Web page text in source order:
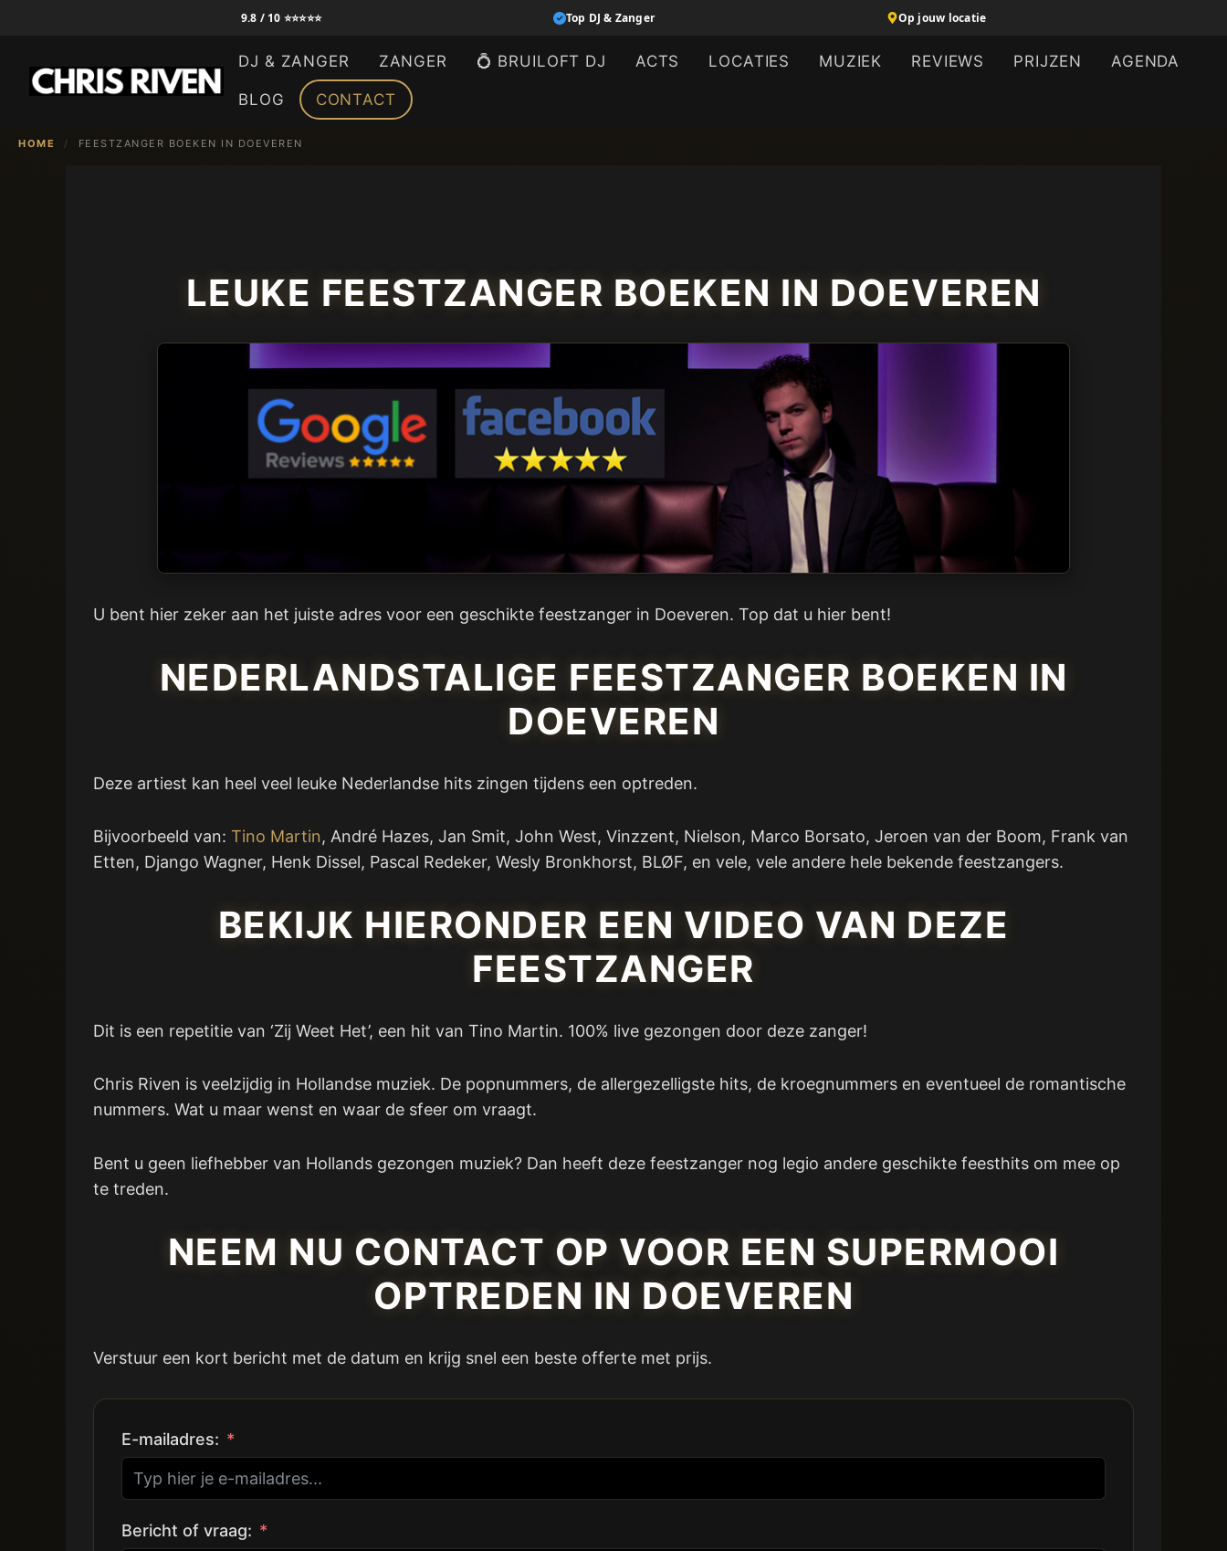
inhoud
9.8 / 10 ⭐⭐⭐⭐⭐ Top DJ & Zanger Op jouw locatie
DJ & ZANGER ZANGER 💍 BRUILOFT DJ ACTS LOCATIES MUZIEK REVIEWS PRIJZEN AGENDA
BLOG CONTACT
HOME / FEESTZANGER BOEKEN IN DOEVEREN
LEUKE FEESTZANGER BOEKEN IN DOEVEREN
U bent hier zeker aan het juiste adres voor een geschikte feestzanger in Doeveren. Top dat u hier bent!
NEDERLANDSTALIGE FEESTZANGER BOEKEN IN
DOEVEREN
Deze artiest kan heel veel leuke Nederlandse hits zingen tijdens een optreden.
Bijvoorbeeld van: Tino Martin, André Hazes, Jan Smit, John West, Vinzzent, Nielson, Marco Borsato, Jeroen van der Boom, Frank van
Etten, Django Wagner, Henk Dissel, Pascal Redeker, Wesly Bronkhorst, BLØF, en vele, vele andere hele bekende feestzangers.
BEKIJK HIERONDER EEN VIDEO VAN DEZE
FEESTZANGER
Dit is een repetitie van ‘Zij Weet Het’, een hit van Tino Martin. 100% live gezongen door deze zanger!
Chris Riven is veelzijdig in Hollandse muziek. De popnummers, de allergezelligste hits, de kroegnummers en eventueel de romantische
nummers. Wat u maar wenst en waar de sfeer om vraagt.
Bent u geen liefhebber van Hollands gezongen muziek? Dan heeft deze feestzanger nog legio andere geschikte feesthits om mee op
te treden.
NEEM NU CONTACT OP VOOR EEN SUPERMOOI
OPTREDEN IN DOEVEREN
Verstuur een kort bericht met de datum en krijg snel een beste offerte met prijs.
E-mailadres:
Bericht of vraag: